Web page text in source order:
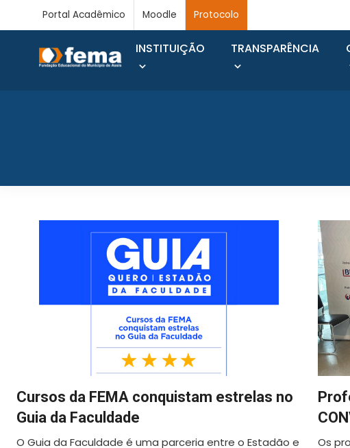
Portal Acadêmico Moodle Protocolo
INSTITUIÇÃO TRANSPARÊNCIA
Cursos da FEMA conquistam estrelas no
Guia da Faculdade
O Guia da Faculdade é uma parceria entre o Estadão e
Os